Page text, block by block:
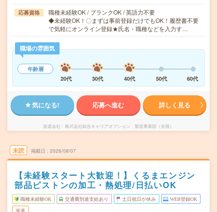
応募資格
職種未経験OK / ブランクOK / 英語力不要
◆未経験OK！〇まずは事前登録だけでもOK！履歴書不要
で気軽にオンライン登録★氏名・職種などを入力す…
職場の雰囲気
年齢層
20代
30代 40代 50代 60代
気になる! 応募へ進む 詳しく見る
派遣会社 株式会社綜合キャリアオプション 製造事業部（全国）
未読 掲載日 2026/08/07
【未経験スタート大歓迎！】くるまエンジン
部品ピストンの加工・熱処理/日払いOK
職種未経験OK 交通費別途支給あり 土日祝日が休み WEB登録OK
派遣